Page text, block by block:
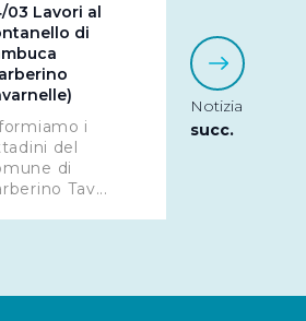
di default e
ad esclusione di quelli
03 Lavori al
di
i
del
di
Tav...
Notizia
succ.